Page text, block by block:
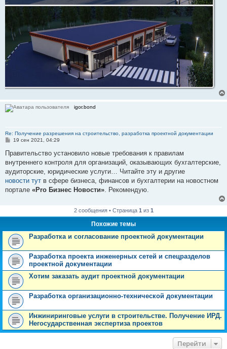
igor.bond
Re: Получение разрешения на строительство, разработка проектной документации
С
о
щ
е
н
и
е
19 сен 2021, 04:29
Правительство установило новые требования к правилам
внутреннего контроля для организаций, оказывающих бухгалтерские,
аудиторские, юридические услуги… Читайте эту и другие
новости тут в сфере бизнеса, финансов и бухгалтерии на новостном
портале «Pro Бизнес Новости». Рекомендую.
2 сообщения • Страница 1 из 1
Похожие темы
Разработка и согласование проектной документации
Разработка проекта инженерных сетей и спецразделов
проектной документации
Хотим заказать аудит проектной документации
Разработка организационно-технической документации
Инжиниринговые услуги в строительстве. Получение ИРД.
Негосударственная экспертиза проектов
Перейти